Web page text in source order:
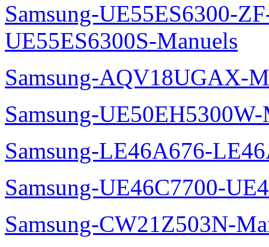
Samsung-UE55ES6300-
UE55ES6300S-Manuels
Samsung-AQV18UGAX-
Samsung-UE50EH5300W-
Samsung-LE46A676-
Samsung-UE46C7700-
Samsung-CW21Z503N-